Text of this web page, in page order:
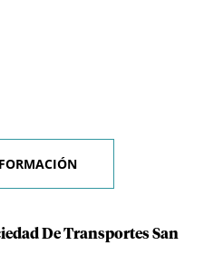
De Transportes San